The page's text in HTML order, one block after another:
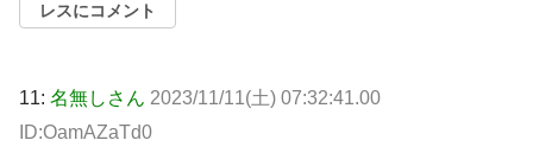
レスにコメント
11: 名無しさん 2023/11/11(土) 07:32:41.00
ID:OamAZaTd0